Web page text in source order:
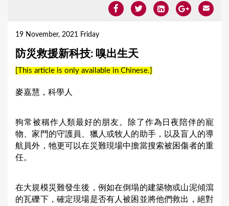
19 November, 2021 Friday
防災救援新科技: 嗅出生天
[This article is only available in Chinese.]
麥嘉慧，科學人
狗常被稱作人類最好的朋友。除了作為日夜陪伴的寵
物、家門的守護員、獵人或牧人的助手，以及盲人的導
航員外，牠更可以在災難現場中擔當搜索被困傷者的重
任。
在大規模災難發生後，例如在倒塌的建築物或山泥傾瀉
的瓦礫下，確定現場是否有人被困並將他們救出，絕對